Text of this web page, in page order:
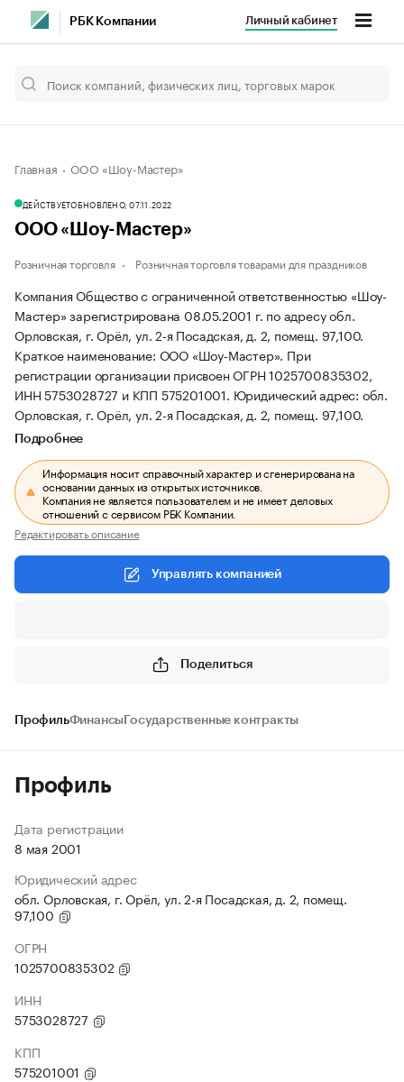
РБК Компании Личный кабинет
Главная ООО «Шоу-Мастер»
ДЕЙСТВУЕТОБНОВЛЕНО, 07.11.2022
ООО «Шоу-Мастер»
Розничная торговля Розничная торговля товарами для праздников
Компания Общество с ограниченной ответственностью «Шоу-
Мастер» зарегистрирована 08.05.2001 г. по адресу обл.
Орловская, г. Орёл, ул. 2-я Посадская, д. 2, помещ. 97,100.
Краткое наименование: ООО «Шоу-Мастер». При
регистрации организации присвоен ОГРН 1025700835302,
ИНН 5753028727 и КПП 575201001. Юридический адрес: обл.
Орловская, г. Орёл, ул. 2-я Посадская, д. 2, помещ. 97,100.
Подробнее
Информация носит справочный характер и сгенерирована на
основании данных из открытых источников.
Компания не является пользователем и не имеет деловых
отношений с сервисом РБК Компании.
Редактировать описание
Управлять компанией
Поделиться
ПрофильФинансы Государственные контракты
Профиль
Дата регистрации
8 мая 2001
Юридический адрес
обл. Орловская, г. Орёл, ул. 2-я Посадская, д. 2, помещ.
97,100
ОГРН
1025700835302
ИНН
5753028727
КПП
575201001